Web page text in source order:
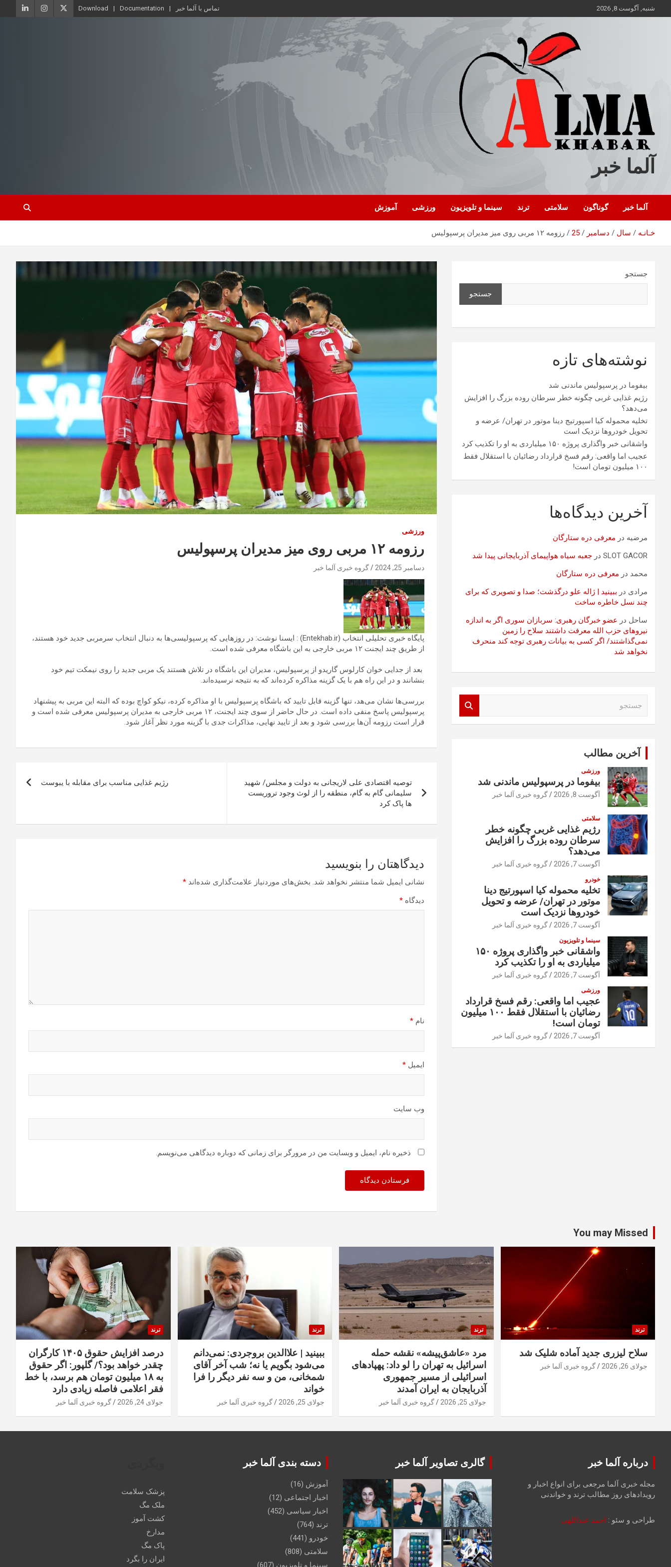
محتوا
شنبه, آگوست 8, 2026 تماس با آلما خبر Documentation
Download
آلما خبر
آلما خبر گوناگون سلامتی ترند سینما و تلویزیون ورزشی آموزش
خـانـه سال دسامبر 25 رزومه ۱۲ مربی روی میز مدیران پرسپولیس
ورزشی
رزومه ۱۲ مربی روی میز مدیران پرسپولیس
دسامبر 25, 2024 گروه خبری آلما خبر
پایگاه خبری تحلیلی انتخاب (Entekhab.ir) : ایسنا نوشت: در روزهایی که پرسپولیسی‌ها به دنبال انتخاب سرمربی جدید خود هستند،
از طریق چند ایجنت ۱۲ مربی خارجی به این باشگاه معرفی شده است.
بعد از جدایی خوان کارلوس گاریدو از پرسپولیس، مدیران این باشگاه در تلاش هستند یک مربی جدید را روی نیمکت تیم خود
بنشانند و در این راه هم با یک گزینه مذاکره کرده‌اند که به نتیجه نرسیده‌اند.
بررسی‌ها نشان می‌هد، تنها گزینه قابل تایید که باشگاه پرسپولیس با او مذاکره کرده، نیکو کواچ بوده که البته این مربی به پیشنهاد
پرسپولیس پاسخ منفی داده است. در حال حاضر از سوی چند ایجنت، ۱۲ مربی خارجی به مدیران پرسپولیس معرفی شده است و
قرار است رزومه آن‌ها بررسی شود و بعد از تایید نهایی، مذاکرات جدی با گزینه مورد نظر آغاز شود.
نوشته
توصیه اقتصادی علی لاریجانی به دولت و مجلس/ شهید
سلیمانی گام به گام، منطقه را از لوث وجود تروریست
ها پاک کرد
رژیم غذایی مناسب برای مقابله با یبوست
دیدگاهتان را بنویسید
نشانی ایمیل شما منتشر نخواهد شد. بخش‌های موردنیاز علامت‌گذاری شده‌اند *
دیدگاه *
نام *
ایمیل *
وب‌ سایت
ذخیره نام، ایمیل و وبسایت من در مرورگر برای زمانی که دوباره دیدگاهی می‌نویسم.
جستجو
جستجو
نوشته‌های تازه
بیفوما در پرسپولیس ماندنی شد
رژیم غذایی غربی چگونه خطر سرطان روده بزرگ را افزایش
می‌دهد؟
تخلیه محموله کیا اسپورتیج دینا موتور در تهران/ عرضه و
تحویل خودروها نزدیک است
واشقانی خبر واگذاری پروژه ۱۵۰ میلیاردی به او را تکذیب کرد
عجیب اما واقعی: رقم فسخ قرارداد رضائیان با استقلال فقط
۱۰۰ میلیون تومان است!
آخرین دیدگاه‌ها
مرضیه در معرفی دره ستارگان
SLOT GACOR در جعبه سیاه هواپیمای آذربایجانی پیدا شد
محمد در معرفی دره ستارگان
مرادی در ببینید | ژاله علو درگذشت؛ صدا و تصویری که برای
چند نسل خاطره ساخت
ساحل در عضو خبرگان رهبری: سربازان سوری اگر به اندازه
نیروهای حزب الله معرفت داشتند سلاح را زمین
نمی‌گذاشتند/ اگر کسی به بیانات رهبری توجه کند منحرف
نخواهد شد
آخرین مطالب
ورزشی
بیفوما در پرسپولیس ماندنی شد
آگوست 8, 2026 گروه خبری آلما خبر
سلامتی
رژیم غذایی غربی چگونه خطر
سرطان روده بزرگ را افزایش
می‌دهد؟
آگوست 7, 2026 گروه خبری آلما خبر
خودرو
تخلیه محموله کیا اسپورتیج دینا
موتور در تهران/ عرضه و تحویل
خودروها نزدیک است
آگوست 7, 2026 گروه خبری آلما خبر
سینما و تلویزیون
واشقانی خبر واگذاری پروژه ۱۵۰
میلیاردی به او را تکذیب کرد
آگوست 7, 2026 گروه خبری آلما خبر
ورزشی
عجیب اما واقعی: رقم فسخ قرارداد
رضائیان با استقلال فقط ۱۰۰ میلیون
تومان است!
آگوست 7, 2026 گروه خبری آلما خبر
You may Missed
ترند
سلاح لیزری جدید آماده شلیک شد
جولای 26, 2026 گروه خبری آلما خبر
ترند
مرد «عاشق‌پیشه» نقشه حمله
اسرائیل به تهران را لو داد: پهپادهای
اسرائیلی از مسیر جمهوری
آذربایجان به ایران آمدند
جولای 25, 2026 گروه خبری آلما خبر
ترند
ببینید | علاالدین بروجردی: نمی‌دانم
می‌شود بگویم یا نه؛ شب آخر آقای
شمخانی، من و سه نفر دیگر را فرا
خواند
جولای 25, 2026 گروه خبری آلما خبر
ترند
درصد افزایش حقوق ۱۴۰۵ کارگران
چقدر خواهد بود؟/ گلپور: اگر حقوق
به ۱۸ میلیون تومان هم برسد، با خط
فقر اعلامی فاصله زیادی دارد
جولای 24, 2026 گروه خبری آلما خبر
درباره آلما خبر
مجله خبری آلما مرجعی برای انواع اخبار و
رویدادهای روز مطالب ترند و خواندنی
طراحی و سئو : احمد عبداللهی
گالری تصاویر آلما خبر دسته بندی آلما خبر
آموزش (16)
اخبار اجتماعی (12)
اخبار سیاسی (452)
ترند (764)
خودرو (441)
سلامتی (808)
سینما و تلویزیون (607)
پزشک سلامت
ملک مگ
کشت آموز
مدارخ
پاک مگ
ایران را بگرد